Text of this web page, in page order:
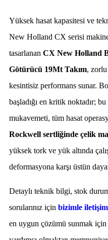
Yüksek hasat kapasitesi ve
New Holland CX serisi
tasarlanan CX New Holland
Götürücü 19Mt Takım, zorlu
kesintisiz performans sunar.
başladığı en kritik noktadır;
mukavemeti, tüm hasat
Rockwell sertliğinde çelik
yüksek tork ve yük altında
deformasyona karşı üstün
Detaylı teknik bilgi, stok
sorularınız için bizimle
en uygun çözümü sunmak için